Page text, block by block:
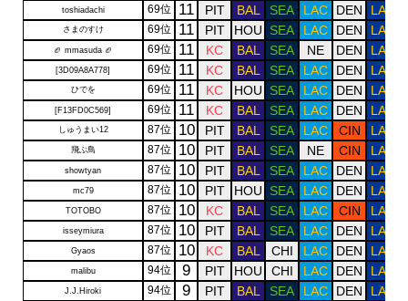
toshiadachi 69位 11 PIT BAL SEA LAC DEN LAR
さまのすけ 69位 11 PIT HOU SEA LAC DEN LAR
🏈 mmasuda 🏈 69位 11 KC BAL SEA NE DEN LAR
[3D09A8A778] 69位 11 KC BAL SEA LAC DEN LAR
ひでを 69位 11 KC HOU SEA LAC DEN LAR
[F13FD0C569] 69位 11 KC BAL SEA LAC DEN LAR
しゅうまい12 87位 10 PIT BAL SEA LAC CIN LAR
飛ぶ鳥 87位 10 PIT BAL SEA NE CIN LAR
showtyan 87位 10 PIT BAL SEA LAC DEN LAR
mc79 87位 10 PIT HOU SEA LAC DEN LAR
TOTOBO 87位 10 KC BAL SEA LAC CIN LAR
isseymiura 87位 10 PIT BAL SEA LAC DEN LAR
Gyaos 87位 10 KC BAL CHI LAC DEN LAR
malibu 94位 9 PIT HOU CHI LAC DEN LAR
J.J.Hiroki 94位 9 PIT BAL SEA LAC DEN LAR